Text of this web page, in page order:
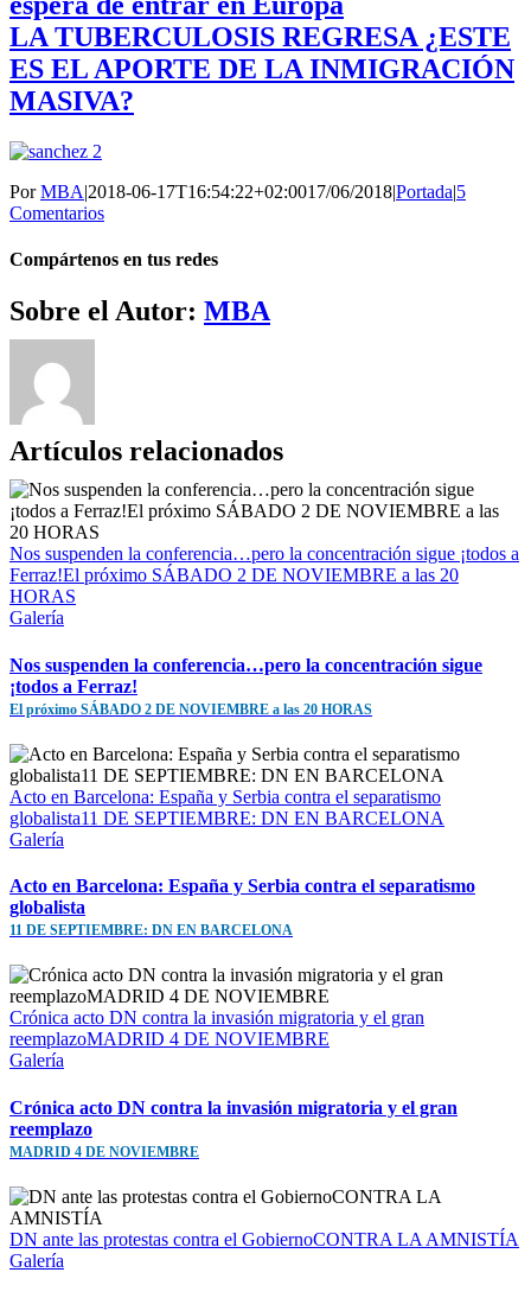
LA TUBERCULOSIS REGRESA ¿ESTE
ES EL APORTE DE LA INMIGRACIÓN
MASIVA?
PorMBA|2018-06-17T16:54:22+02:0017/06/2018|Portada|5
Comentarios
Compártenos en tus redes
Facebook
Twitter
WhatsApp
Telegram
Correo
electrónico
Sobre el Autor: MBA
Artículos relacionados
Nos suspenden la conferencia…pero la concentración sigue ¡todos a
Ferraz!El próximo SÁBADO 2 DE NOVIEMBRE a las 20
HORAS
Galería
Nos suspenden la conferencia…pero la concentración sigue
¡todos a Ferraz!
El próximo SÁBADO 2 DE NOVIEMBRE a las 20 HORAS
Acto en Barcelona: España y Serbia contra el separatismo
globalista11 DE SEPTIEMBRE: DN EN BARCELONA
Galería
Acto en Barcelona: España y Serbia contra el separatismo
globalista
11 DE SEPTIEMBRE: DN EN BARCELONA
Crónica acto DN contra la invasión migratoria y el gran
reemplazoMADRID 4 DE NOVIEMBRE
Galería
Crónica acto DN contra la invasión migratoria y el gran
reemplazo
MADRID 4 DE NOVIEMBRE
DN ante las protestas contra el GobiernoCONTRA LA AMNISTÍA
Galería